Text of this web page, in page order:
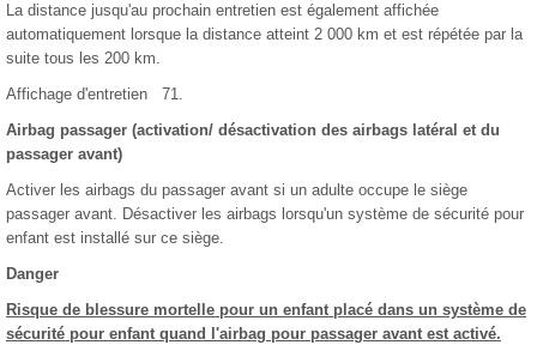
La distance jusqu'au prochain entretien est également affichée
automatiquement lorsque la distance atteint 2 000 km et est répétée par la
suite tous les 200 km.
Affichage d'entretien 71.
Airbag passager (activation/ désactivation des airbags latéral et du
passager avant)
Activer les airbags du passager avant si un adulte occupe le siège
passager avant. Désactiver les airbags lorsqu'un système de sécurité pour
enfant est installé sur ce siège.
Danger
Risque de blessure mortelle pour un enfant placé dans un système de
sécurité pour enfant quand l'airbag pour passager avant est activé.